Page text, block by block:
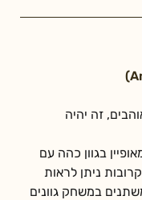
זה יהיה
בגוון כהה עם
ניתן לראות
במשחק גוונים